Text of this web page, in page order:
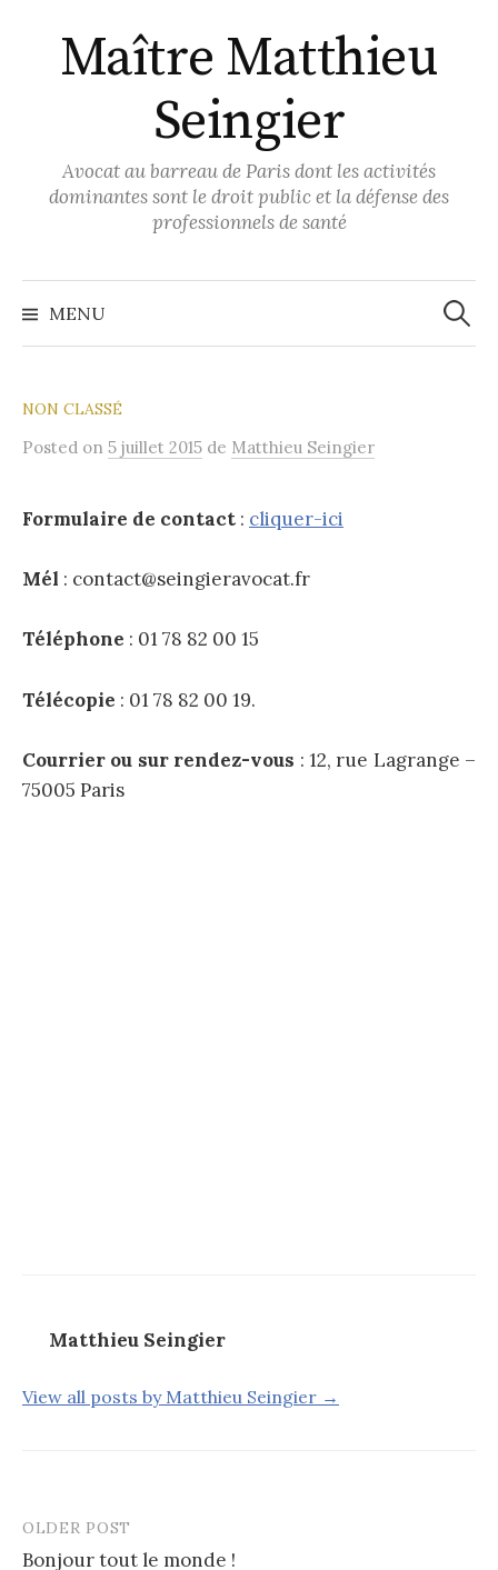
contenu
Maître Matthieu
Seingier
Avocat au barreau de Paris dont les activités
dominantes sont le droit public et la défense des
professionnels de santé
MENU
NON CLASSÉ
Posted on 5 juillet 2015 de Matthieu Seingier
Formulaire de contact : cliquer-ici
Mél : contact@seingieravocat.fr
Téléphone : 01 78 82 00 15
Télécopie : 01 78 82 00 19.
Courrier ou sur rendez-vous : 12, rue Lagrange –
75005 Paris
Matthieu Seingier
View all posts by Matthieu Seingier →
Post
OLDER POST
Bonjour tout le monde !